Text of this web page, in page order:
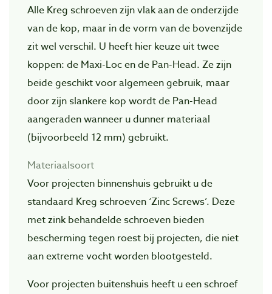
Alle Kreg schroeven zijn vlak aan de onderzijde
van de kop, maar in de vorm van de bovenzijde
zit wel verschil. U heeft hier keuze uit twee
koppen: de Maxi-Loc en de Pan-Head. Ze zijn
beide geschikt voor algemeen gebruik, maar
door zijn slankere kop wordt de Pan-Head
aangeraden wanneer u dunner materiaal
(bijvoorbeeld 12 mm) gebruikt.
Materiaalsoort
Voor projecten binnenshuis gebruikt u de
standaard Kreg schroeven ‘Zinc Screws’. Deze
met zink behandelde schroeven bieden
bescherming tegen roest bij projecten, die niet
aan extreme vocht worden blootgesteld.
Voor projecten buitenshuis heeft u een schroef